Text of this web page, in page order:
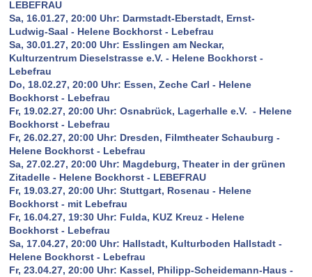
LEBEFRAU
Sa, 16.01.27, 20:00 Uhr: Darmstadt-Eberstadt, Ernst-
Ludwig-Saal - Helene Bockhorst - Lebefrau
Sa, 30.01.27, 20:00 Uhr: Esslingen am Neckar,
Kulturzentrum Dieselstrasse e.V. - Helene Bockhorst -
Lebefrau
Do, 18.02.27, 20:00 Uhr: Essen, Zeche Carl - Helene
Bockhorst - Lebefrau
Fr, 19.02.27, 20:00 Uhr: Osnabrück, Lagerhalle e.V. - Helene
Bockhorst - Lebefrau
Fr, 26.02.27, 20:00 Uhr: Dresden, Filmtheater Schauburg -
Helene Bockhorst - Lebefrau
Sa, 27.02.27, 20:00 Uhr: Magdeburg, Theater in der grünen
Zitadelle - Helene Bockhorst - LEBEFRAU
Fr, 19.03.27, 20:00 Uhr: Stuttgart, Rosenau - Helene
Bockhorst - mit Lebefrau
Fr, 16.04.27, 19:30 Uhr: Fulda, KUZ Kreuz - Helene
Bockhorst - Lebefrau
Sa, 17.04.27, 20:00 Uhr: Hallstadt, Kulturboden Hallstadt -
Helene Bockhorst - Lebefrau
Fr, 23.04.27, 20:00 Uhr: Kassel, Philipp-Scheidemann-Haus -